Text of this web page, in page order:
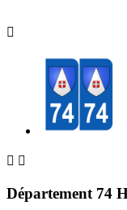

 
Département 74